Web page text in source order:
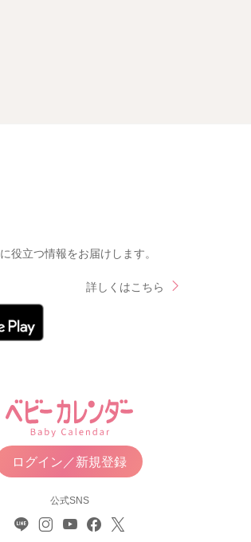
役立つ情報をお届けします。
詳しくはこちら
ログイン／新規登録
公式SNS